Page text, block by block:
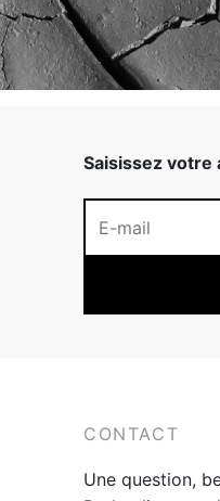
Saisissez votre
CONTACT
Une question,